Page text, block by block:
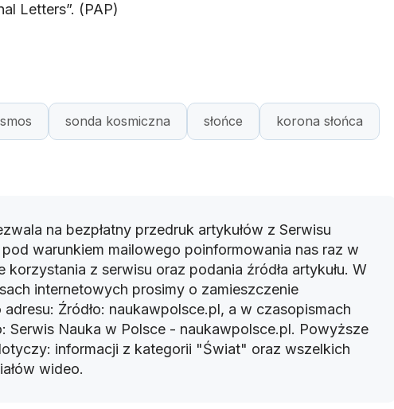
Letters”. (PAP)
sonda kosmiczna słońce korona słońca
na bezpłatny przedruk artykułów z Serwisu
warunkiem mailowego poinformowania nas raz w
korzystania z serwisu oraz podania źródła artykułu. W
internetowych prosimy o zamieszczenie
Źródło: naukawpolsce.pl, a w czasopismach
Serwis Nauka w Polsce - naukawpolsce.pl. Powyższe
informacji z kategorii "Świat" oraz wszelkich
wideo.